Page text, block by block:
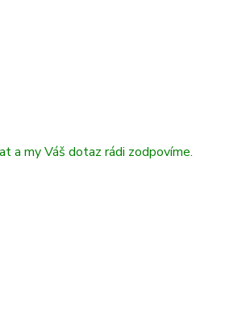
a my Váš dotaz rádi zodpovíme.